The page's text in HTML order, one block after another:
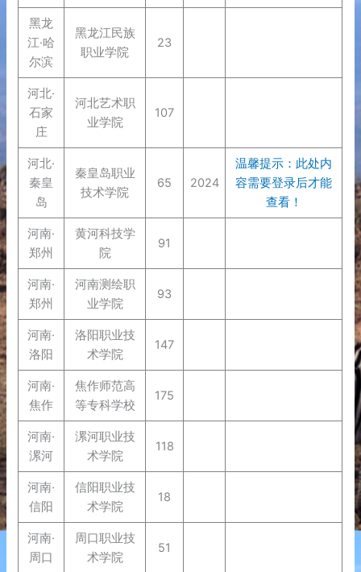
黑龙
江·哈
尔滨
黑龙江民族
职业学院
23
河北·
石家
庄
河北艺术职
业学院
107
河北·
秦皇
岛
秦皇岛职业
技术学院
65 2024
温馨提示：此处内
容需要登录后才能
查看！
河南·
郑州
黄河科技学
院
91
河南·
郑州
河南测绘职
业学院
93
河南·
洛阳
洛阳职业技
术学院
147
河南·
焦作
焦作师范高
等专科学校
175
河南·
漯河
漯河职业技
术学院
118
河南·
信阳
信阳职业技
术学院
18
河南·
周口
周口职业技
术学院
51